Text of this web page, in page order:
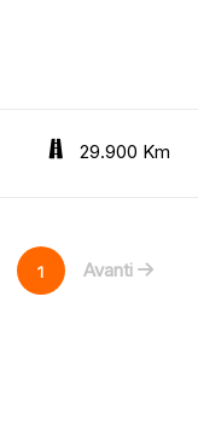
29.900 Km
1 Avanti